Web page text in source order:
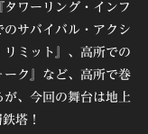
ワーリング・インフ
サバイバル・アクシ
リミット』、高所での
ク』など、高所で巻
、今回の舞台は地上
塔！